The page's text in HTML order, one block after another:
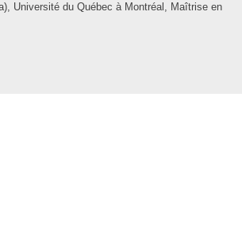
Université du Québec à Montréal, Maîtrise en